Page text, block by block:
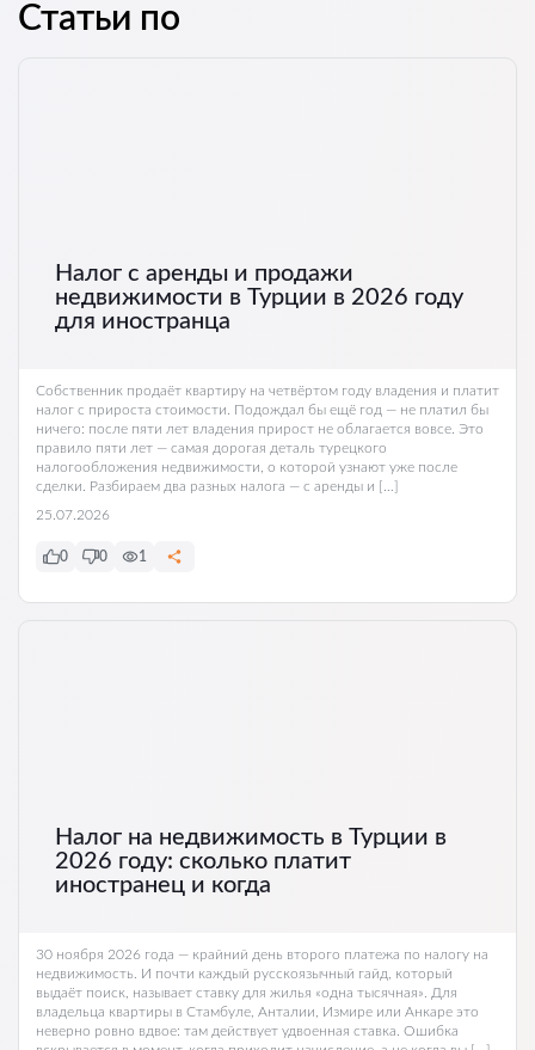
Статьи по
Налог с аренды и продажи
недвижимости в Турции в 2026 году
для иностранца
Собственник продаёт квартиру на четвёртом году владения и платит
налог с прироста стоимости. Подождал бы ещё год — не платил бы
ничего: после пяти лет владения прирост не облагается вовсе. Это
правило пяти лет — самая дорогая деталь турецкого
налогообложения недвижимости, о которой узнают уже после
сделки. Разбираем два разных налога — с аренды и […]
25.07.2026
0 0 1
Налог на недвижимость в Турции в
2026 году: сколько платит
иностранец и когда
30 ноября 2026 года — крайний день второго платежа по налогу на
недвижимость. И почти каждый русскоязычный гайд, который
выдаёт поиск, называет ставку для жилья «одна тысячная». Для
владельца квартиры в Стамбуле, Анталии, Измире или Анкаре это
неверно ровно вдвое: там действует удвоенная ставка. Ошибка